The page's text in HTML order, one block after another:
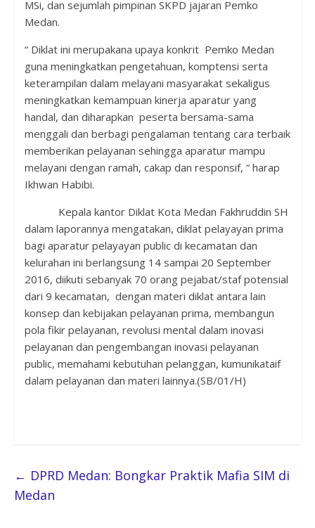
MSi, dan sejumlah pimpinan SKPD jajaran Pemko
Medan.
“ Diklat ini merupakana upaya konkrit Pemko Medan
guna meningkatkan pengetahuan, komptensi serta
keterampilan dalam melayani masyarakat sekaligus
meningkatkan kemampuan kinerja aparatur yang
handal, dan diharapkan peserta bersama-sama
menggali dan berbagi pengalaman tentang cara terbaik
memberikan pelayanan sehingga aparatur mampu
melayani dengan ramah, cakap dan responsif, “ harap
Ikhwan Habibi.
Kepala kantor Diklat Kota Medan Fakhruddin SH
dalam laporannya mengatakan, diklat pelayayan prima
bagi aparatur pelayayan public di kecamatan dan
kelurahan ini berlangsung 14 sampai 20 September
2016, diikuti sebanyak 70 orang pejabat/staf potensial
dari 9 kecamatan, dengan materi diklat antara lain
konsep dan kebijakan pelayanan prima, membangun
pola fikir pelayanan, revolusi mental dalam inovasi
pelayanan dan pengembangan inovasi pelayanan
public, memahami kebutuhan pelanggan, kumunikataif
dalam pelayanan dan materi lainnya.(SB/01/H)
← DPRD Medan: Bongkar Praktik Mafia SIM di
Medan